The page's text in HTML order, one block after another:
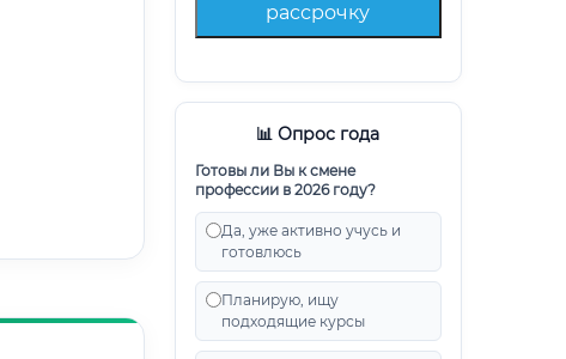
рассрочку
📊 Опрос года
Готовы ли Вы к смене
профессии в 2026 году?
Да, уже активно учусь и
готовлюсь
Планирую, ищу
подходящие курсы